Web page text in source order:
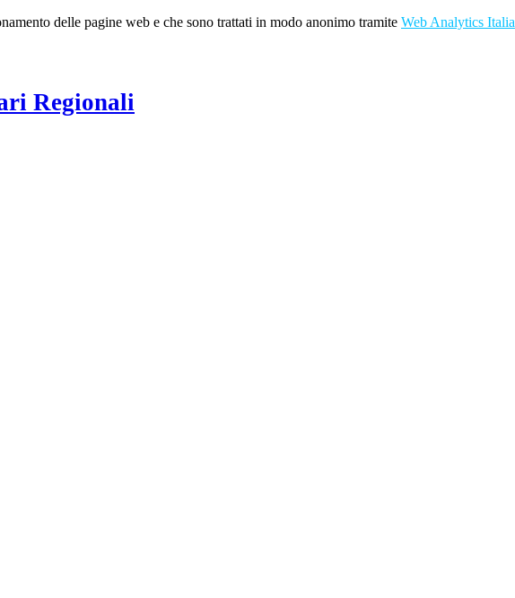
delle pagine web e che sono trattati in modo anonimo tramite Web Analytics Italia
Regionali